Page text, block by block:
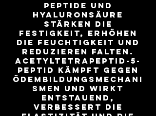
Peptide und
Hyaluronsäure
stärken die
Festigkeit, erhöhen
die Feuchtigkeit und
reduzieren Falten.
Acetyltetrapeptid-5-
Peptid kämpft gegen
Ödembildungsmechani
smen und wirkt
entstauend,
verbessert die